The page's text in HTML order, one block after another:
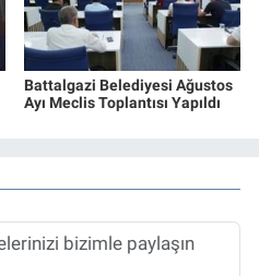
Battalgazi Belediyesi Ağustos
Ayı Meclis Toplantısı Yapıldı